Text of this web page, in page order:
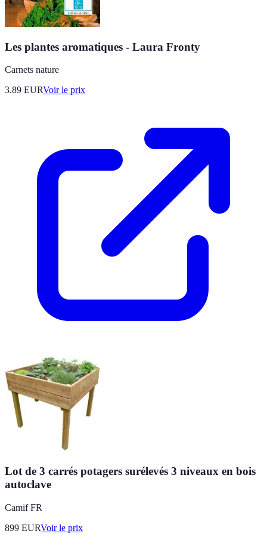
Les plantes aromatiques - Laura Fronty
Carnets nature
3.89 EURVoir le prix
Lot de 3 carrés potagers surélevés 3 niveaux en bois
autoclave
Camif FR
899 EURVoir le prix